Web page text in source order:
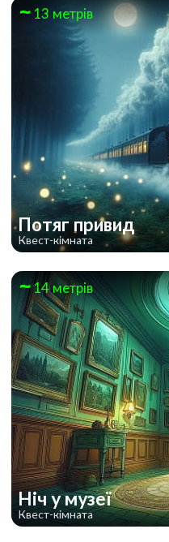
13 метрів
Потяг привид
Квест-кімната
14 метрів
Ніч у музеї
Квест-кімната